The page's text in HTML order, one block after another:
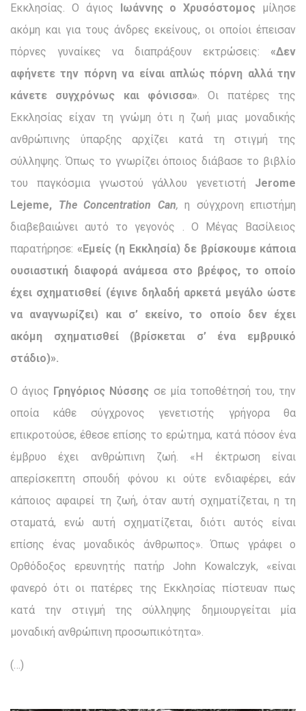
Εκκλησίας. Ο άγιος Ιωάννης ο Χρυσό­στομος μίλησε
ακόμη και για τους άνδρες εκείνους, οι οποίοι έπεισαν
πόρνες γυναίκες να διαπράξουν εκτρώσεις: «Δεν
αφήνετε την πόρνη να είναι απλώς πόρνη αλλά την
κάνετε συγχρόνως και φόνισσα» . Οι πατέρες της
Εκκλησίας είχαν τη γνώμη ότι η ζωή μιας μοναδικής
ανθρώπινης ύπαρξης αρχίζει κατά τη στιγμή της
σύλληψης. Όπως το γνωρίζει όποιος διάβα­σε το βιβλίο
του παγκόσμια γνωστού γάλλου γενετιστή Jerome
Lejeme, The Concentration Can, η σύγχρονη επιστήμη
διαβεβαιώνει αυτό το γεγονός . Ο Μέγας Βασίλειος
παρατήρησε: «Ε­μείς (η Εκκλησία) δε βρίσκουμε κάποια
ουσιαστική διαφορά ανάμεσα στο βρέφος, το οποίο
έχει σχηματισθεί (έγινε δηλαδή αρκετά μεγάλο ώστε
να αναγνωρίζει) και σ’ εκείνο, το οποίο δεν έ­χει
ακόμη σχηματισθεί (βρίσκεται σ’ ένα εμβρυικό
στάδιο)».
Ο άγιος Γρηγόριος Νύσσης σε μία τοποθέτησή του, την
ο­ποία κάθε σύγχρονος γενετιστής γρήγορα θα
επικροτούσε, έθε­σε επίσης το ερώτημα, κατά πόσον ένα
έμβρυο έχει ανθρώπινη ζωή. «Η έκτρωση είναι
απερίσκεπτη σπουδή φόνου κι ούτε ενδιαφέρει, εάν
κάποιος αφαιρεί τη ζωή, όταν αυτή σχηματίζεται, η τη
σταματά, ενώ αυτή σχηματίζεται, διότι αυτός είναι
επίσης ένας μοναδικός άνθρωπος». Όπως γράφει ο
Ορθόδοξος ερευνητής πατήρ John Kowalczyk, «είναι
φανερό ότι οι πατέρες της Εκκλησίας πίστευαν πως
κατά την στιγμή της σύλληψης δημιουργείται μία
μοναδική ανθρώπινη προσωπικότητα».
(…)